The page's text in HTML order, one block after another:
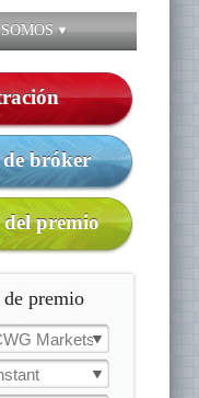
de bróker
del premio
premio
Markets